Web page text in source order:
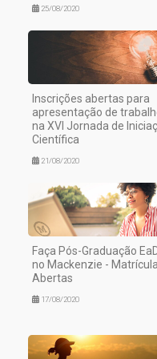
25/08/2020
Inscrições abertas para
apresentação de
na XVI Jornada de
Científica
21/08/2020
Faça Pós-Graduação
no Mackenzie -
Abertas
17/08/2020